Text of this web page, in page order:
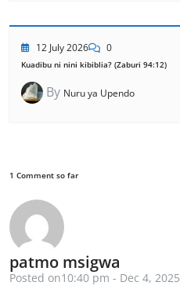
12 July 2026 0
Kuadibu ni nini kibiblia? (Zaburi 94:12)
By Nuru ya Upendo
1 Comment so far
patmo msigwa
Posted on10:40 pm - Dec 4, 2025